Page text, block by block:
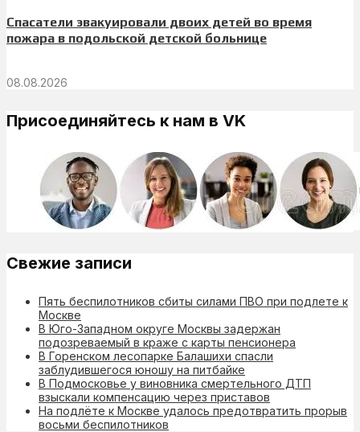
Спасатели эвакуировали двоих детей во время
пожара в подольской детской больнице
08.08.2026
Присоединяйтесь к нам в VK
Свежие записи
Пять беспилотников сбиты силами ПВО при подлете к
Москве
В Юго-Западном округе Москвы задержан
подозреваемый в краже с карты пенсионера
В Горенском лесопарке Балашихи спасли
заблудившегося юношу на питбайке
В Подмосковье у виновника смертельного ДТП
взыскали компенсацию через приставов
На подлёте к Москве удалось предотвратить прорыв
восьми беспилотников